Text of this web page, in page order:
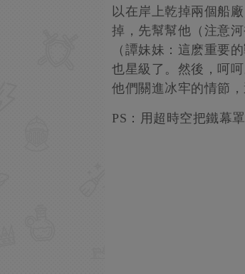
以在岸上乾掉兩個船
掉，先幫幫他（注意
（譚妹妹：這麽重要
也星級了。然後，呵
他們關進冰牢的情節，
PS：用超時空把鐵幕